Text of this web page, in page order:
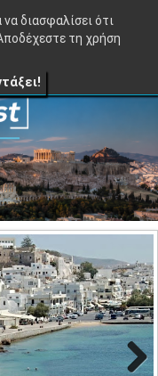
διασφαλίσει ότι
τη χρήση